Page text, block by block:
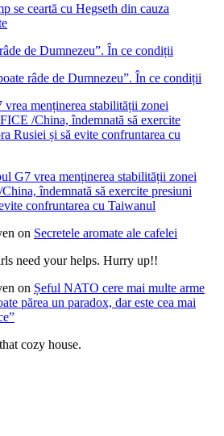
se ceartă cu Hegseth din cauza
râde de Dumnezeu”. În ce condiții
G7 vrea menținerea stabilității zonei
îndemnată să exercite presiuni
confruntarea cu Taiwanul
on Secretele aromate ale cafelei
need your helps. Hurry up!!
on Șeful NATO cere mai multe arme
părea un paradox, dar este cea mai
cozy house.